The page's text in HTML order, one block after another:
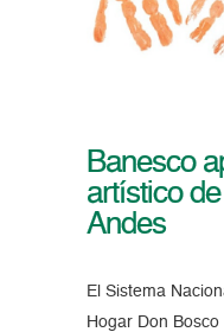
Banesco
artístico
Andes
El Sistema
Hogar Don